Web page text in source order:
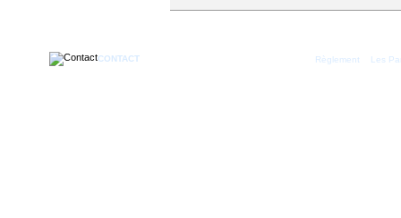
CONTACT Règlement Les